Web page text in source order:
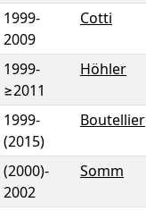
1999-
2009
Cotti
1999-
≥2011
Höhler
1999-
(2015)
Boutellier
(2000)-
2002
Somm